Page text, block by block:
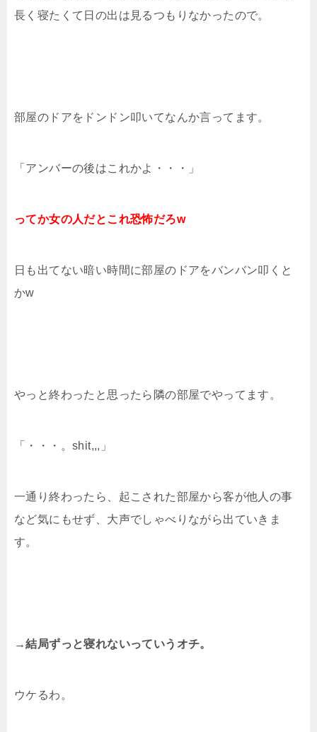
長く寝たくて日の出は見るつもりなかったので。
部屋のドアをドンドン叩いてなんか言ってます。
「アンバーの後はこれかよ・・・」
ってか女の人だとこれ恐怖だろw
日も出てない暗い時間に部屋のドアをバンバン叩くと
かw
やっと終わったと思ったら隣の部屋でやってます。
「・・・。shit,,,」
一通り終わったら、起こされた部屋から客が他人の事
など気にもせず、大声でしゃべりながら出ていきま
す。
→結局ずっと寝れないっていうオチ。
ウケるわ。